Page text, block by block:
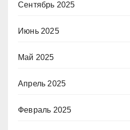
Сентябрь 2025
Июнь 2025
Май 2025
Апрель 2025
Февраль 2025